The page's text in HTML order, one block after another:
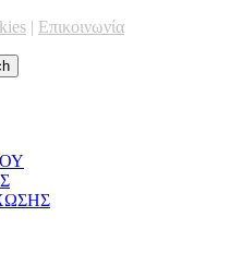
| Επικοινωνία